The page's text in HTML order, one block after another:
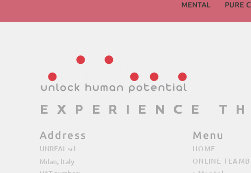
MENTAL PURE
EXPERIENCE
Address
UNREAL srl
Milan, Italy
Menu
HOME
ONLINE